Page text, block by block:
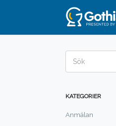
KATEGORIER
Anmälan